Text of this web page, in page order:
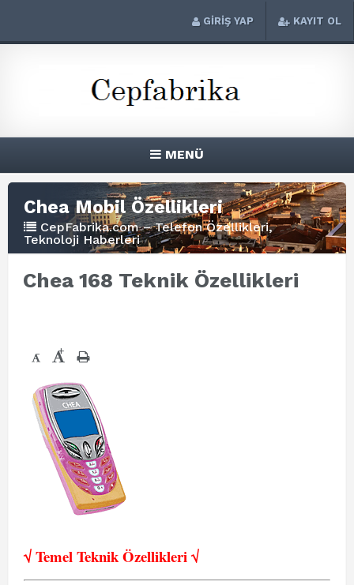
GİRİŞ YAP KAYIT OL
MENÜ
Chea Mobil Özellikleri
CepFabrika.com – Telefon Özellikleri,
Teknoloji Haberleri
Chea 168 Teknik Özellikleri
- +
√ Temel Teknik Özellikleri √